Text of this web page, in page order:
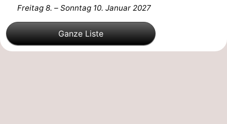
Forum
Route
-
Freitag 8. – Sonntag 10. Januar 2027
Ganze Liste